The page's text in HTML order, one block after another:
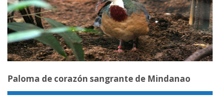
Paloma de corazón sangrante de Mindanao